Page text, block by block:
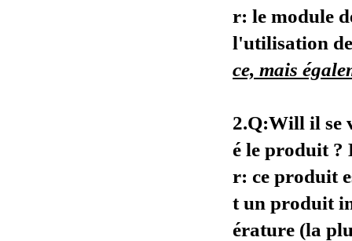
r: le module
l'utilisation
ce, mais
2.Q:Will il se
é le produit ?
r: ce produit
t un produit
érature (la